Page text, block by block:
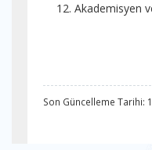
Akademisyen
Son Güncelleme Tarihi: